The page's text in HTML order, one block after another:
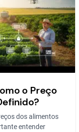
o Preço
dos alimentos
entender